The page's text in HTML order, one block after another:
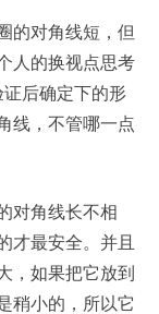
对角线短，但
人的换视点思考
后确定下的形
线，不管哪一点
角线长不相
才最安全。并且
，如果把它放到
稍小的，所以它